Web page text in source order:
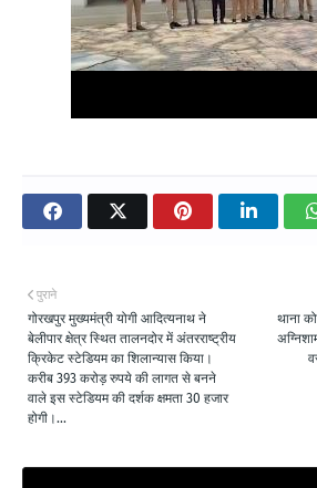
थाना
पुराने
गोरखपुर मुख्यमंत्री योगी आदित्यनाथ ने
बेलीपार क्षेत्र स्थित तालनदोर में अंतरराष्ट्रीय
क्रिकेट स्टेडियम का शिलान्यास किया।
करीब 393 करोड़ रुपये की लागत से बनने
वाले इस स्टेडियम की दर्शक क्षमता 30 हजार
होगी।...